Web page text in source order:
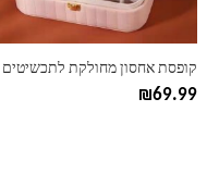
₪69.99
את
האפשרויות